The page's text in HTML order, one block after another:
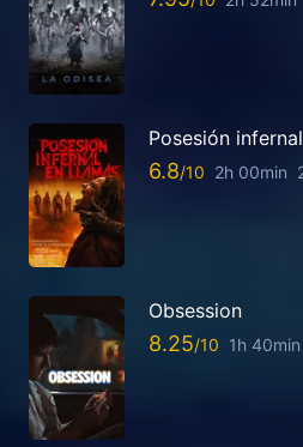
Posesión
6.8 2h 00min
Obsession
8.25 1h 40min